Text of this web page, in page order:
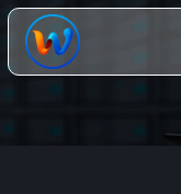
Chuyển
đến
dung